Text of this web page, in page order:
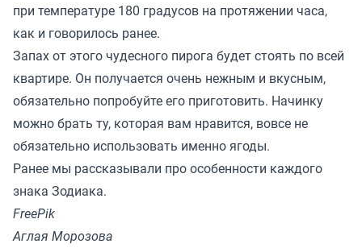
при температуре 180 градусов на протяжении часа,
как и говорилось ранее.
Запах от этого чудесного пирога будет стоять по всей
квартире. Он получается очень нежным и вкусным,
обязательно попробуйте его приготовить. Начинку
можно брать ту, которая вам нравится, вовсе не
обязательно использовать именно ягоды.
Ранее мы рассказывали про особенности каждого
знака Зодиака.
FreePik
Аглая Морозова